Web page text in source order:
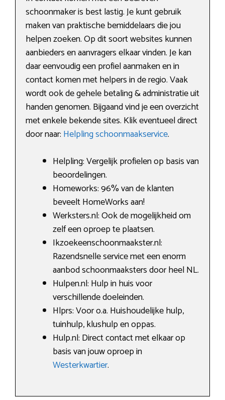
schoonmaker is best lastig. Je kunt gebruik
maken van praktische bemiddelaars die jou
helpen zoeken. Op dit soort websites kunnen
aanbieders en aanvragers elkaar vinden. Je kan
daar eenvoudig een profiel aanmaken en in
contact komen met helpers in de regio. Vaak
wordt ook de gehele betaling & administratie uit
handen genomen. Bijgaand vind je een overzicht
met enkele bekende sites. Klik eventueel direct
door naar: Helpling schoonmaakservice.
Helpling: Vergelijk profielen op basis van
beoordelingen.
Homeworks: 96% van de klanten
beveelt HomeWorks aan!
Werksters.nl: Ook de mogelijkheid om
zelf een oproep te plaatsen.
Ikzoekeenschoonmaakster.nl:
Razendsnelle service met een enorm
aanbod schoonmaaksters door heel NL.
Hulpen.nl: Hulp in huis voor
verschillende doeleinden.
Hlprs: Voor o.a. Huishoudelijke hulp,
tuinhulp, klushulp en oppas.
Hulp.nl: Direct contact met elkaar op
basis van jouw oproep in
Westerkwartier.